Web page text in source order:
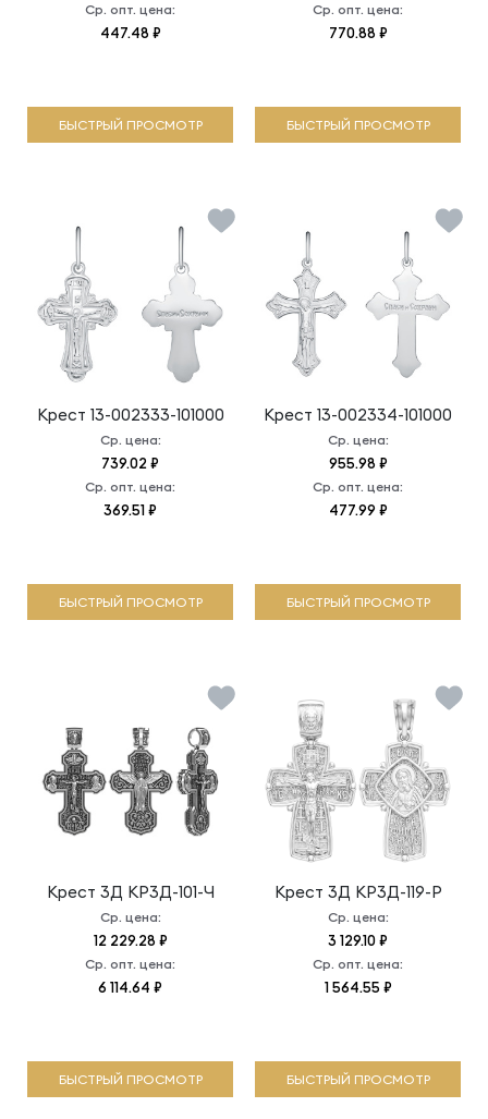
Ср. опт. цена:
447.48 ₽
БЫСТРЫЙ ПРОСМОТР
Ср. опт. цена:
770.88 ₽
БЫСТРЫЙ ПРОСМОТР
Крест 13-002333-101000
Ср. цена:
739.02 ₽
Ср. опт. цена:
369.51 ₽
БЫСТРЫЙ ПРОСМОТР
Крест 13-002334-101000
Ср. цена:
955.98 ₽
Ср. опт. цена:
477.99 ₽
БЫСТРЫЙ ПРОСМОТР
Крест 3Д КР3Д-101-Ч
Ср. цена:
12 229.28 ₽
Ср. опт. цена:
6 114.64 ₽
БЫСТРЫЙ ПРОСМОТР
Крест 3Д КР3Д-119-Р
Ср. цена:
3 129.10 ₽
Ср. опт. цена:
1 564.55 ₽
БЫСТРЫЙ ПРОСМОТР